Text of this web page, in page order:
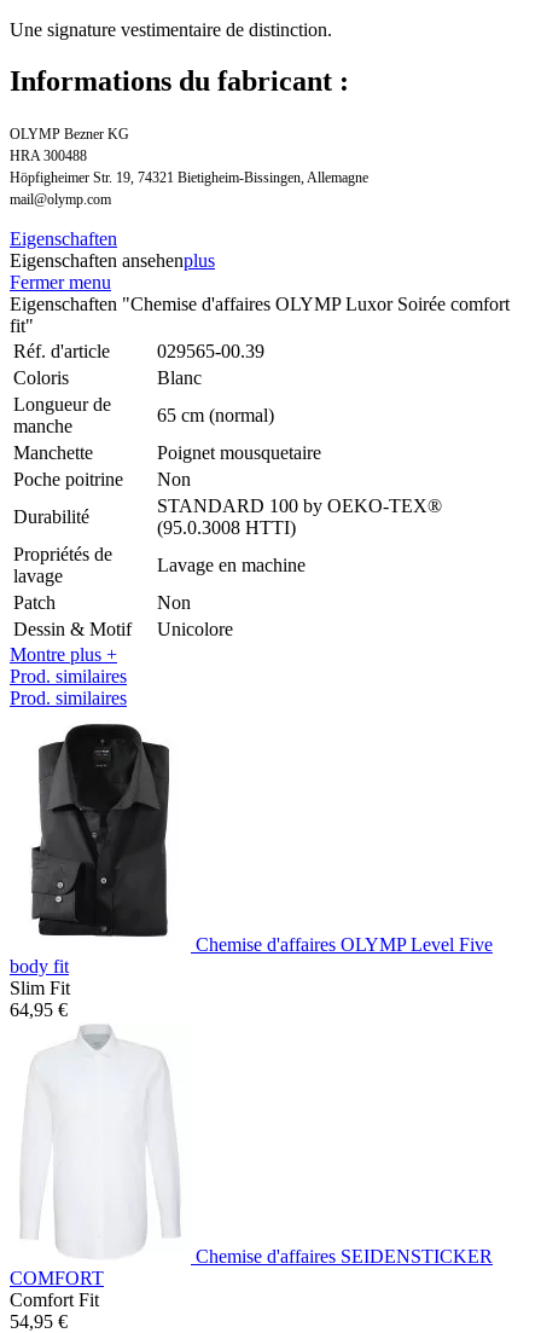
Une signature vestimentaire de distinction.
Informations du fabricant :
OLYMP Bezner KG
HRA 300488
Höpfigheimer Str. 19, 74321 Bietigheim-Bissingen, Allemagne
mail@olymp.com
Eigenschaften
Eigenschaften ansehenplus
Fermer menu
Eigenschaften "Chemise d'affaires OLYMP Luxor Soirée comfort
fit"
Réf. d'article
029565-00.39
Coloris
Blanc
Longueur de
manche
65 cm (normal)
Manchette
Poignet mousquetaire
Poche poitrine
Non
Durabilité
STANDARD 100 by OEKO-TEX®
(95.0.3008 HTTI)
Propriétés de
lavage
Lavage en machine
Patch
Non
Dessin & Motif
Unicolore
Montre plus +
Prod. similaires
Prod. similaires
Chemise d'affaires OLYMP Level Five
body fit
Slim Fit
64,95 €
Chemise d'affaires SEIDENSTICKER
COMFORT
Comfort Fit
54,95 €